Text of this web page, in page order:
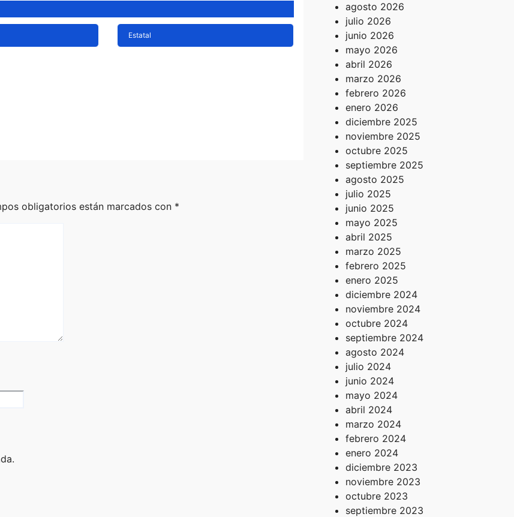
Estatal
obligatorios están marcados con *
agosto 2026
julio 2026
junio 2026
mayo 2026
abril 2026
marzo 2026
febrero 2026
enero 2026
diciembre 2025
noviembre 2025
octubre 2025
septiembre 2025
agosto 2025
julio 2025
junio 2025
mayo 2025
abril 2025
marzo 2025
febrero 2025
enero 2025
diciembre 2024
noviembre 2024
octubre 2024
septiembre 2024
agosto 2024
julio 2024
junio 2024
mayo 2024
abril 2024
marzo 2024
febrero 2024
enero 2024
diciembre 2023
noviembre 2023
octubre 2023
septiembre 2023